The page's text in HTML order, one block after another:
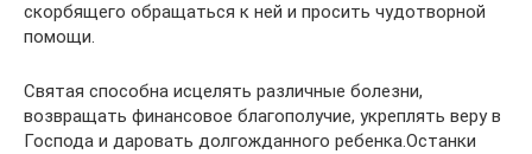
скорбящего обращаться к ней и просить чудотворной
помощи.
Святая способна исцелять различные болезни,
возвращать финансовое благополучие, укреплять веру в
Господа и даровать долгожданного ребенка.Останки